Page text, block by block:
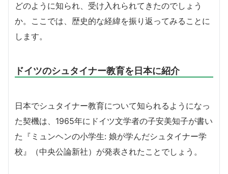
どのように知られ、受け入れられてきたのでしょう
か。ここでは、歴史的な経緯を振り返ってみることに
します。
ドイツのシュタイナー教育を日本に紹介
日本でシュタイナー教育について知られるようになっ
た契機は、1965年にドイツ文学者の子安美知子が書い
た『ミュンヘンの小学生: 娘が学んだシュタイナー学
校』（中央公論新社）が発表されたことでしょう。